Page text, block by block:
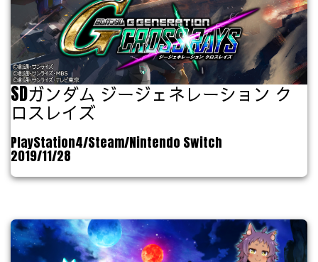
SDガンダム ジージェネレーション ク
ロスレイズ
PlayStation4/Steam/Nintendo Switch
2019/11/28